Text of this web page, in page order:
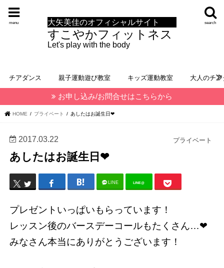
大矢美佳のオフィシャルサイト
すこやかフィットネス
Let's play with the body
search
menu
チアダンス 親子運動遊び教室 キッズ運動教室 大人のチ
お申し込み/お問合せはこちらから
HOME プライベート あしたはお誕生日❤︎
プライベート
2017.03.22
あしたはお誕生日❤︎
LINE LINE@
プレゼントいっぱいもらっています！
レッスン後のバースデーコールもたくさん…❤︎
みなさん本当にありがとうございます！